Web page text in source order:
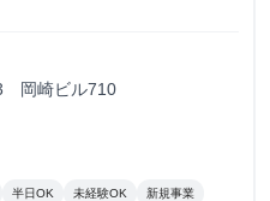
岡崎ビル710
半日OK 未経験OK 新規事業